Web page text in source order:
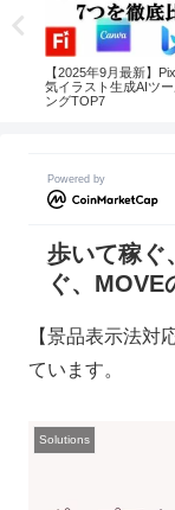
【2025年9月最新】
気イラスト生成AIツ
ングTOP7
Powered by
歩いて稼ぐ
ぐ、MOVE
【景品表示法対
ています。
Solutions